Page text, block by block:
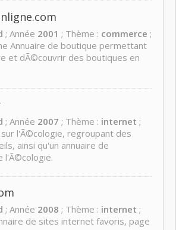
; Année 2001 ; Thème : commerce ;
Annuaire de boutique permettant
et dÃ©couvrir des boutiques en
; Année 2007 ; Thème : internet ;
l'Ã©cologie, regroupant des
ainsi qu'un annuaire de
l'Ã©cologie.
; Année 2008 ; Thème : internet ;
de sites internet favoris, page